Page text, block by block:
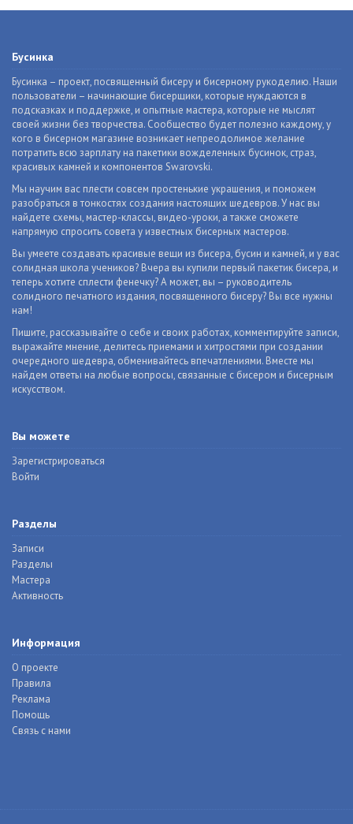
Бусинка
Бусинка – проект, посвященный бисеру и бисерному рукоделию. Наши
пользователи – начинающие бисерщики, которые нуждаются в
подсказках и поддержке, и опытные мастера, которые не мыслят
своей жизни без творчества. Сообщество будет полезно каждому, у
кого в бисерном магазине возникает непреодолимое желание
потратить всю зарплату на пакетики вожделенных бусинок, страз,
красивых камней и компонентов Swarovski.
Мы научим вас плести совсем простенькие украшения, и поможем
разобраться в тонкостях создания настоящих шедевров. У нас вы
найдете схемы, мастер-классы, видео-уроки, а также сможете
напрямую спросить совета у известных бисерных мастеров.
Вы умеете создавать красивые вещи из бисера, бусин и камней, и у вас
солидная школа учеников? Вчера вы купили первый пакетик бисера, и
теперь хотите сплести фенечку? А может, вы – руководитель
солидного печатного издания, посвященного бисеру? Вы все нужны
нам!
Пишите, рассказывайте о себе и своих работах, комментируйте записи,
выражайте мнение, делитесь приемами и хитростями при создании
очередного шедевра, обменивайтесь впечатлениями. Вместе мы
найдем ответы на любые вопросы, связанные с бисером и бисерным
искусством.
Вы можете
Зарегистрироваться
Войти
Разделы
Записи
Разделы
Мастера
Активность
Информация
О проекте
Правила
Реклама
Помощь
Связь с нами